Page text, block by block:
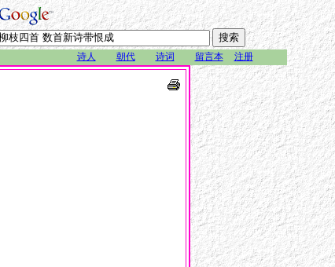
诗人 朝代 诗词 留言本 注册